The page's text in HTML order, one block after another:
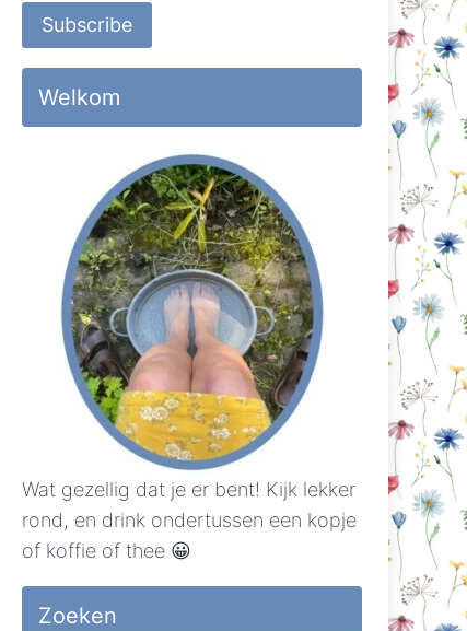
Subscribe
Welkom
Wat gezellig dat je er bent! Kijk lekker
rond, en drink ondertussen een kopje
of koffie of thee 😀
Zoeken